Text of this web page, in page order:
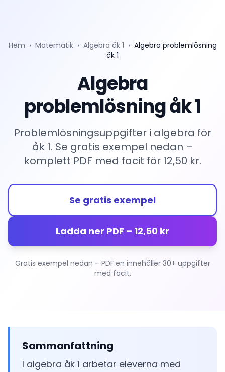
Hem › Matematik › Algebra åk 1 › Algebra problemlösning
åk 1
Algebra
problemlösning åk 1
Problemlösningsuppgifter i algebra för
åk 1. Se gratis exempel nedan –
komplett PDF med facit för 12,50 kr.
Se gratis exempel
Ladda ner PDF – 12,50 kr
Gratis exempel nedan – PDF:en innehåller 30+ uppgifter
med facit.
Sammanfattning
I algebra åk 1 arbetar eleverna med